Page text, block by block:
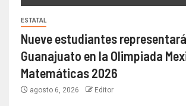
ESTATAL
Nueve estudiantes
Guanajuato en la Olimpiada
Matemáticas 2026
agosto 6, 2026 Editor